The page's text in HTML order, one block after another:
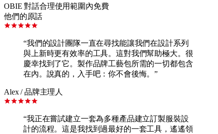
OBIE 對話合理使用範圍內免費
他們的原話
“我們的設計團隊一直在尋找能讓我們在設計系列
與上新時更有效率的工具。這對我們幫助極大。很
慶幸找到了它。製作品牌工藝包所需的一切都包含
在內。說真的，入手吧：你不會後悔。”
Alex/品牌主理人
“我正在嘗試建立一套為多種產品建立訂製服裝設
計的流程。這是我找到過最好的一套工具，遙遙領